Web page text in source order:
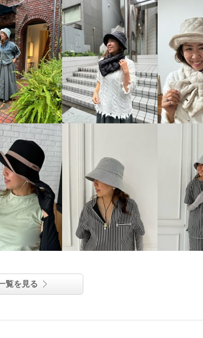
覧を見る